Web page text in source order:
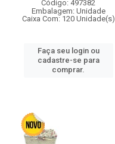
Código: 497382
Embalagem: Unidade
Caixa Com: 120 Unidade(s)
Faça seu login ou
cadastre-se para
comprar.